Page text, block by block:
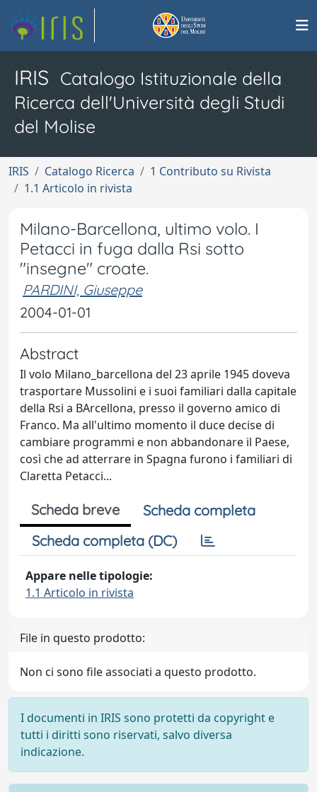
IRIS Catalogo Istituzionale della
Ricerca dell'Università degli Studi
del Molise
IRIS Catalogo Ricerca
1 Contributo su Rivista
1.1 Articolo in rivista
Milano-Barcellona, ultimo volo. I
Petacci in fuga dalla Rsi sotto
"insegne" croate.
PARDINI, Giuseppe
2004-01-01
Abstract
Il volo Milano_barcellona del 23 aprile 1945 doveva
trasportare Mussolini e i suoi familiari dalla capitale
della Rsi a BArcellona, presso il governo amico di
Franco. Ma all'ultimo momento il duce decise di
cambiare programmi e non abbandonare il Paese,
così che ad atterrare in Spagna furono i familiari di
Claretta Petacci...
Scheda breve
Scheda completa
Scheda completa (DC)
Appare nelle tipologie:
1.1 Articolo in rivista
File in questo prodotto:
Non ci sono file associati a questo prodotto.
I documenti in IRIS sono protetti da copyright e
tutti i diritti sono riservati, salvo diversa
indicazione.